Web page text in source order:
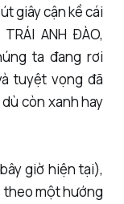
giây cận kề cái
ANH ĐÀO,
ta đang rơi
tuyệt vọng đã
còn xanh hay
giờ hiện tại),
theo một hướng